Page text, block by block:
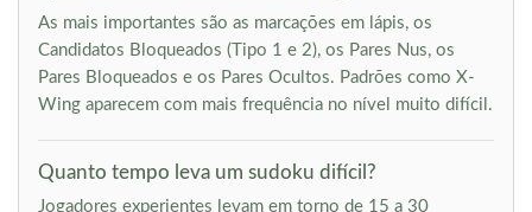
As mais importantes são as marcações em lápis, os
Candidatos Bloqueados (Tipo 1 e 2), os Pares Nus, os
Pares Bloqueados e os Pares Ocultos. Padrões como X-
Wing aparecem com mais frequência no nível muito difícil.
Quanto tempo leva um sudoku difícil?
Jogadores experientes levam em torno de 15 a 30